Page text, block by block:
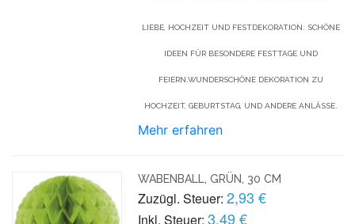
LIEBE, HOCHZEIT UND FESTDEKORATION. SCHÖNE
IDEEN FÜR BESONDERE FESTTAGE UND
FEIERN.WUNDERSCHÖNE DEKORATION ZU
HOCHZEIT, GEBURTSTAG, UND ANDERE ANLÄSSE.
Mehr erfahren
WABENBALL, GRÜN, 30 CM
Zuzügl. Steuer: 2,93 €
Inkl. Steuer: 3,49 €